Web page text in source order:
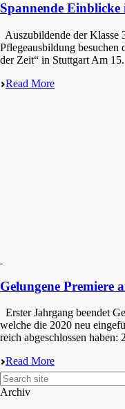
Spannende
Auszubildende der Klasse
Pflegeausbildung
der Zeit“ in Stuttgart Am
Read More
Gelungene Premiere
Erster Jahrgang beendet
welche die 2020 neu
reich abgeschlos­sen haben:
Read More
Archiv